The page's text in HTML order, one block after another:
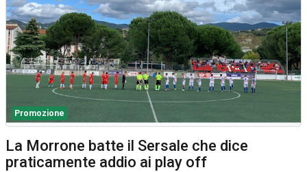
Promozione
La Morrone batte il Sersale che dice
praticamente addio ai play off